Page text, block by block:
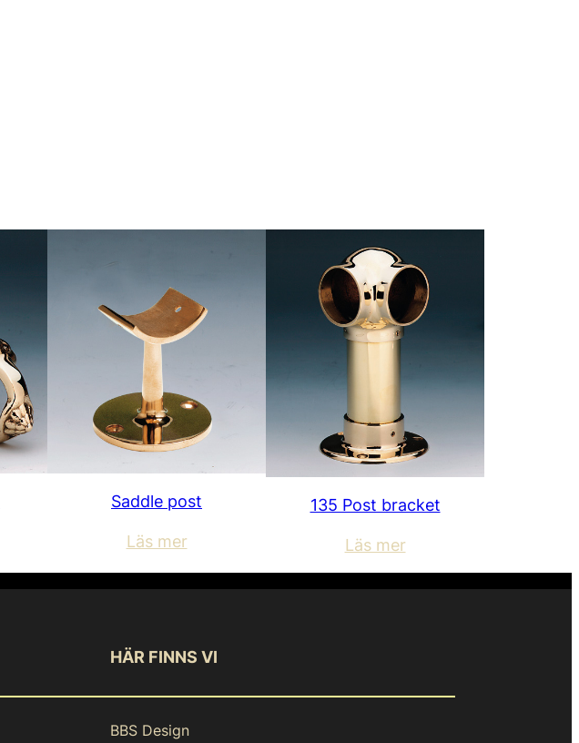
Saddle post
Läs mer
135 Post bracket
Läs mer
HÄR FINNS VI
BBS Design